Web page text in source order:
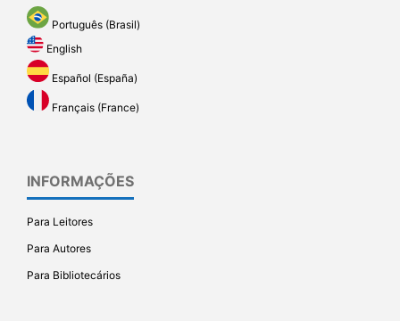
Português (Brasil)
English
Español (España)
Français (France)
INFORMAÇÕES
Para Leitores
Para Autores
Para Bibliotecários